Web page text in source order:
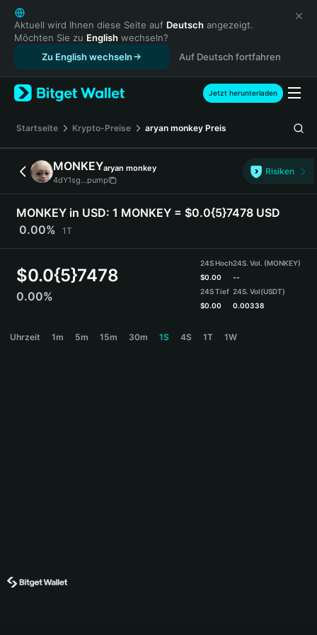
English
日本語
Tiếng Việt
Русский
Español (Latinoamérica)
Türkçe
Français
Deutsch
简体中文
繁體中文
Português (Portugal)
Bahasa Indonesia
ภาษาไทย
हिन्दी
Español
Português (Brasil)
Aktuell wird Ihnen diese Seite auf Deutsch angezeigt.
Möchten Sie zu English wechseln?
Zu English wechseln
Auf Deutsch fortfahren
Jetzt herunterladen
Startseite Krypto-Preise aryan monkey Preis
MONKEYaryan monkey
4dY1sg...pump
Risiken
MONKEY in USD: 1 MONKEY = $0.0{5}7478 USD
0.00%
1T
$0.0{5}7478
0.00%
24S Hoch
$0.00
24S Tief
$0.00
24S. Vol. (MONKEY)
--
24S. Vol(USDT)
0.00338
Uhrzeit 1m 5m 15m 30m 1S 4S 1T 1W